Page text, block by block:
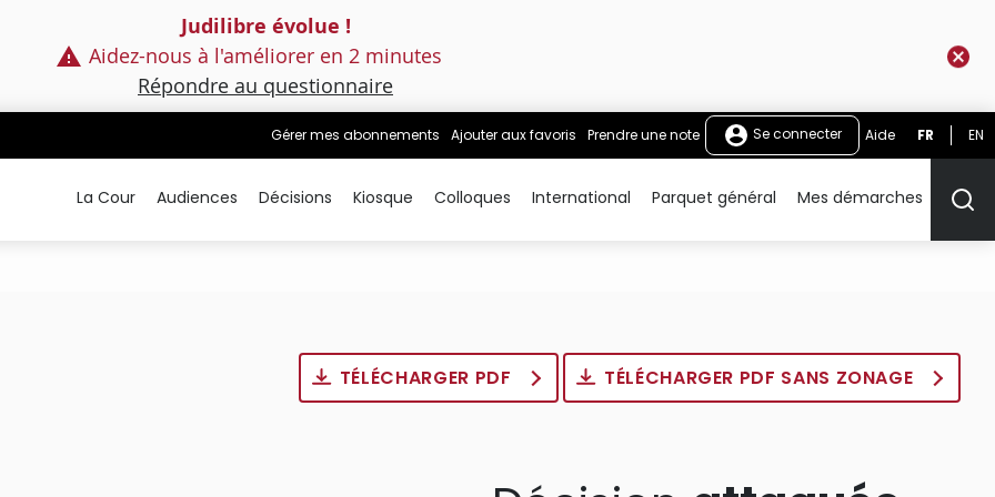
Judilibre évolue !
Aidez-nous à l'améliorer en 2 minutes
Répondre au questionnaire
Gérer mes abonnements Ajouter aux favoris Prendre une note Se connecter Aide FR EN
La Cour Audiences Décisions Kiosque Colloques International Parquet général Mes démarches
TÉLÉCHARGER PDF TÉLÉCHARGER PDF SANS ZONAGE